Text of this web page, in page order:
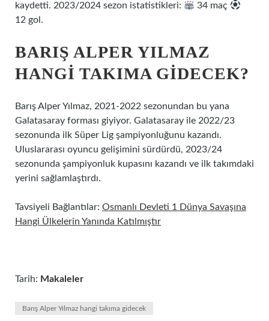
kaydetti. 2023/2024 sezon istatistikleri:
34 maç
12 gol.
BARIŞ ALPER YILMAZ
HANGI TAKIMA GIDECEK?
Barış Alper Yılmaz, 2021-2022 sezonundan bu yana
Galatasaray forması giyiyor. Galatasaray ile 2022/23
sezonunda ilk Süper Lig şampiyonluğunu kazandı.
Uluslararası oyuncu gelişimini sürdürdü, 2023/24
sezonunda şampiyonluk kupasını kazandı ve ilk takımdaki
yerini sağlamlaştırdı.
Tavsiyeli Bağlantılar: Osmanlı Devleti 1 Dünya Savaşına
Hangi Ülkelerin Yanında Katılmıştır
Tarih: Makaleler
Barış Alper Yılmaz hangi takıma gidecek